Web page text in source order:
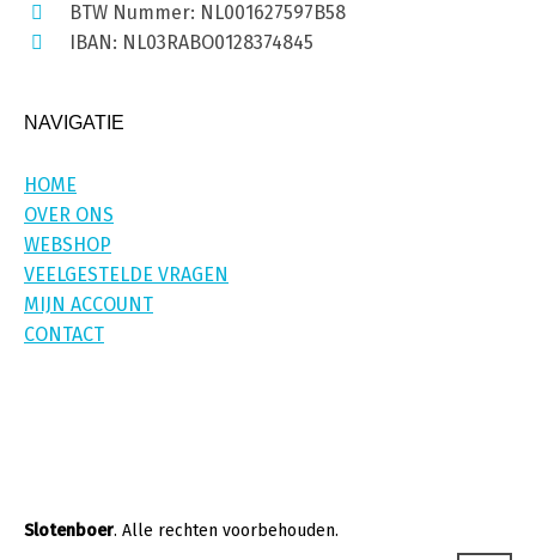
BTW Nummer: NL001627597B58
IBAN: NL03RABO0128374845
NAVIGATIE
HOME
OVER ONS
WEBSHOP
VEELGESTELDE VRAGEN
MIJN ACCOUNT
CONTACT
Slotenboer. Alle rechten voorbehouden.